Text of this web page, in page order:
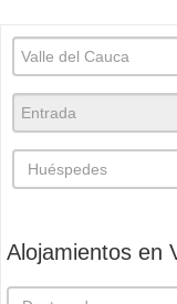
Huéspedes
Alojamientos en